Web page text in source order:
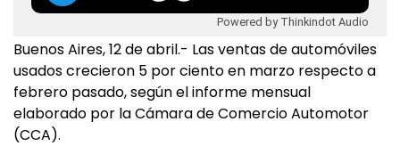
Powered by Thinkindot Audio
Buenos Aires, 12 de abril.- Las ventas de automóviles
usados crecieron 5 por ciento en marzo respecto a
febrero pasado, según el informe mensual
elaborado por la Cámara de Comercio Automotor
(CCA).